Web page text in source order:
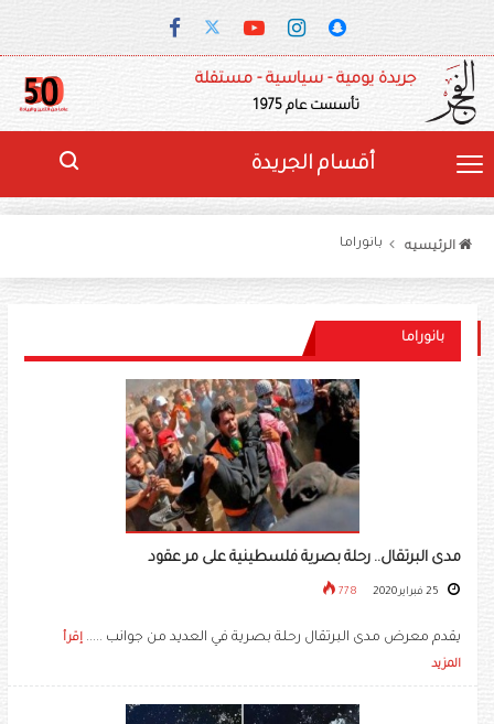
جريدة يومية - سياسية - مستقلة
تأسست عام 1975
أقسام الجريدة
الرئيسيه بانوراما
بانوراما
مدى البرتقال.. رحلة بصرية فلسطينية على مر عقود
778
يقدم معرض مدى البرتقال رحلة بصرية في العديد من جوانب ..... إقرأ
المزيد